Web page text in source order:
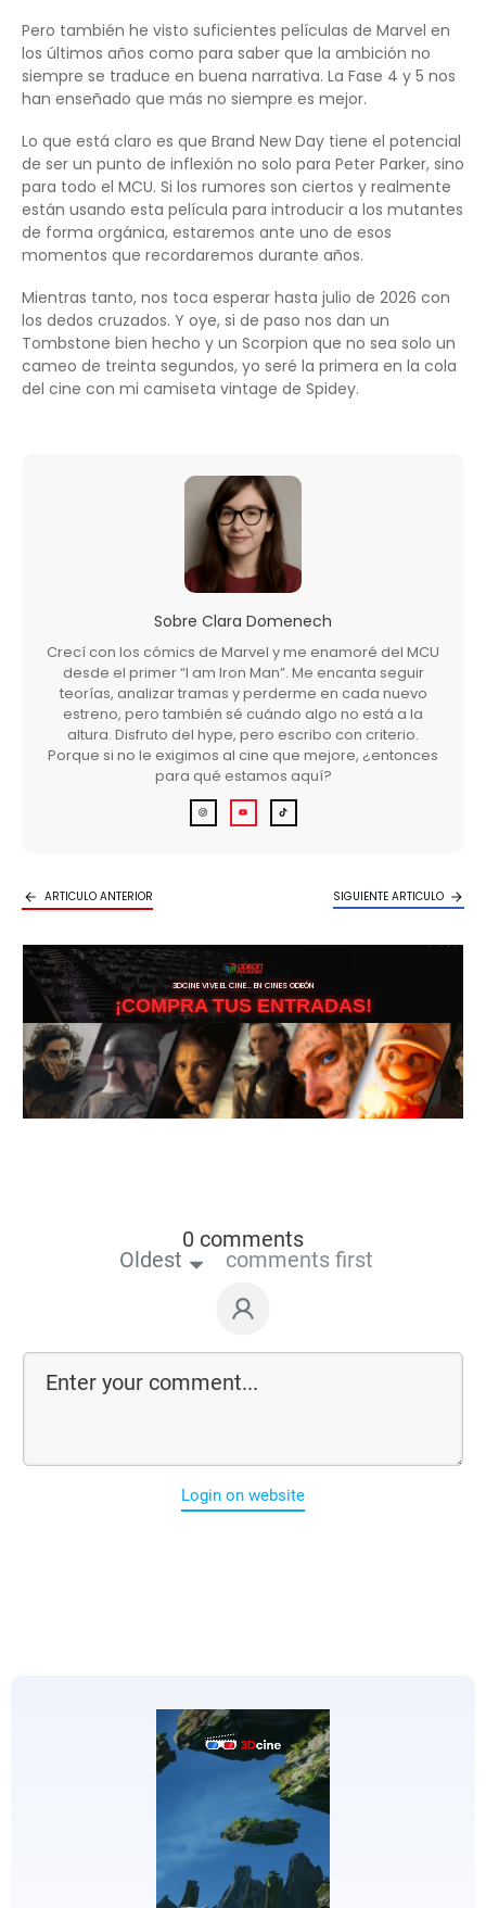
Pero también he visto suficientes películas de Marvel en
los últimos años como para saber que la ambición no
siempre se traduce en buena narrativa. La Fase 4 y 5 nos
han enseñado que más no siempre es mejor.
Lo que está claro es que Brand New Day tiene el potencial
de ser un punto de inflexión no solo para Peter Parker, sino
para todo el MCU. Si los rumores son ciertos y realmente
están usando esta película para introducir a los mutantes
de forma orgánica, estaremos ante uno de esos
momentos que recordaremos durante años.
Mientras tanto, nos toca esperar hasta julio de 2026 con
los dedos cruzados. Y oye, si de paso nos dan un
Tombstone bien hecho y un Scorpion que no sea solo un
cameo de treinta segundos, yo seré la primera en la cola
del cine con mi camiseta vintage de Spidey.
Sobre Clara Domenech
Crecí con los cómics de Marvel y me enamoré del MCU
desde el primer “I am Iron Man”. Me encanta seguir
teorías, analizar tramas y perderme en cada nuevo
estreno, pero también sé cuándo algo no está a la
altura. Disfruto del hype, pero escribo con criterio.
Porque si no le exigimos al cine que mejore, ¿entonces
para qué estamos aquí?
ARTICULO ANTERIOR SIGUIENTE ARTICULO
3DCINE VIVE EL CINE… EN CINES ODEÓN
¡COMPRA TUS ENTRADAS!
0 comments
Oldest comments first
Login on website